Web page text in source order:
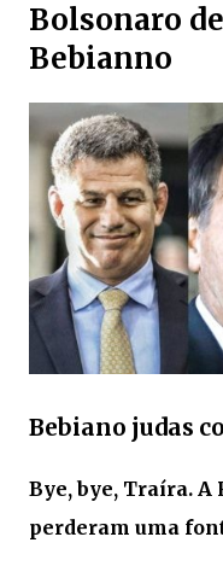
Bolsonaro
Bebianno
Bebiano judas
Bye, bye, Traíra. A
perderam uma